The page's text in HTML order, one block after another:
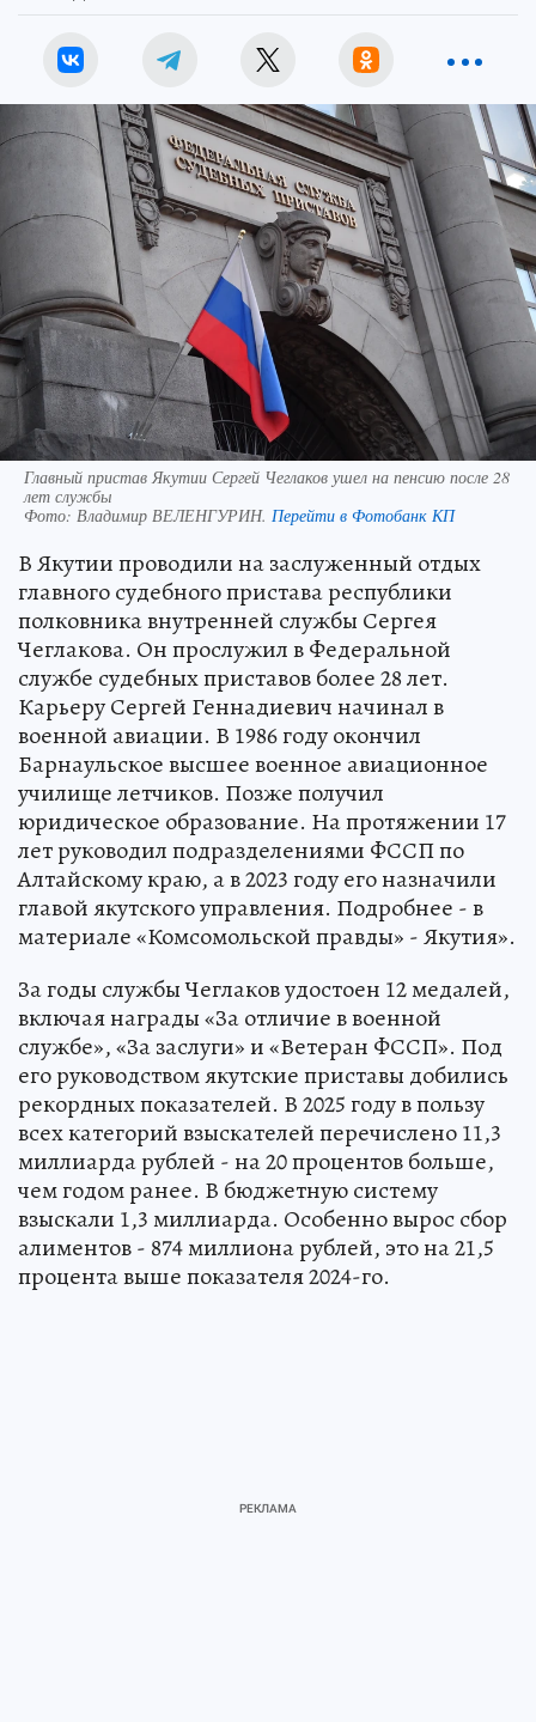
Главный пристав Якутии Сергей Чеглаков ушел на пенсию после 28
лет службы
Фото: Владимир ВЕЛЕНГУРИН. Перейти в Фотобанк КП
В Якутии проводили на заслуженный отдых
главного судебного пристава республики
полковника внутренней службы Сергея
Чеглакова. Он прослужил в Федеральной
службе судебных приставов более 28 лет.
Карьеру Сергей Геннадиевич начинал в
военной авиации. В 1986 году окончил
Барнаульское высшее военное авиационное
училище летчиков. Позже получил
юридическое образование. На протяжении 17
лет руководил подразделениями ФССП по
Алтайскому краю, а в 2023 году его назначили
главой якутского управления. Подробнее - в
материале «Комсомольской правды» - Якутия».
За годы службы Чеглаков удостоен 12 медалей,
включая награды «За отличие в военной
службе», «За заслуги» и «Ветеран ФССП». Под
его руководством якутские приставы добились
рекордных показателей. В 2025 году в пользу
всех категорий взыскателей перечислено 11,3
миллиарда рублей - на 20 процентов больше,
чем годом ранее. В бюджетную систему
взыскали 1,3 миллиарда. Особенно вырос сбор
алиментов - 874 миллиона рублей, это на 21,5
процента выше показателя 2024-го.